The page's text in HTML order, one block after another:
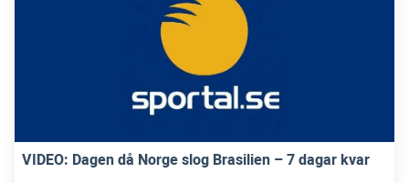
VIDEO: Dagen då Norge slog Brasilien – 7 dagar kvar